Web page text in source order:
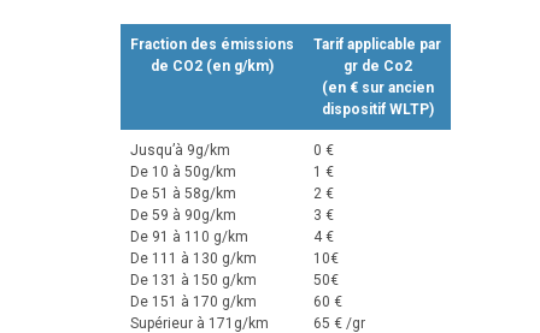
Fraction des émissions
de CO2 (en g/km)
Tarif applicable par
gr de Co2
(en € sur ancien
dispositif WLTP)
Jusqu’à 9g/km
De 10 à 50g/km
De 51 à 58g/km
De 59 à 90g/km
De 91 à 110 g/km
De 111 à 130 g/km
De 131 à 150 g/km
De 151 à 170 g/km
Supérieur à 171g/km
0 €
1 €
2 €
3 €
4 €
10€
50€
60 €
65 € /gr